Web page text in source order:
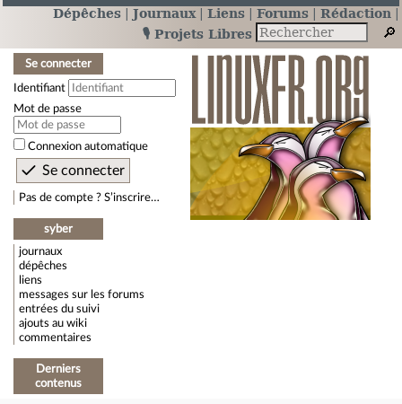
Dépêches Journaux Liens Forums
Rédaction
🎙️ Projets Libres
Se connecter
Identifiant
Mot de passe
Connexion automatique
Pas de compte ? S’inscrire…
syber
journaux
dépêches
liens
messages sur les forums
entrées du suivi
ajouts au wiki
commentaires
Derniers
contenus